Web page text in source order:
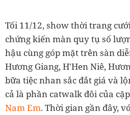
Tối 11/12, show thời trang
chứng kiến màn quy tụ số
hậu cùng góp mặt trên sàn
Hương Giang, H'Hen Niê,
bữa tiệc nhan sắc đắt giá và
cả là phần catwalk đôi của
Nam Em. Thời gian gần đây,